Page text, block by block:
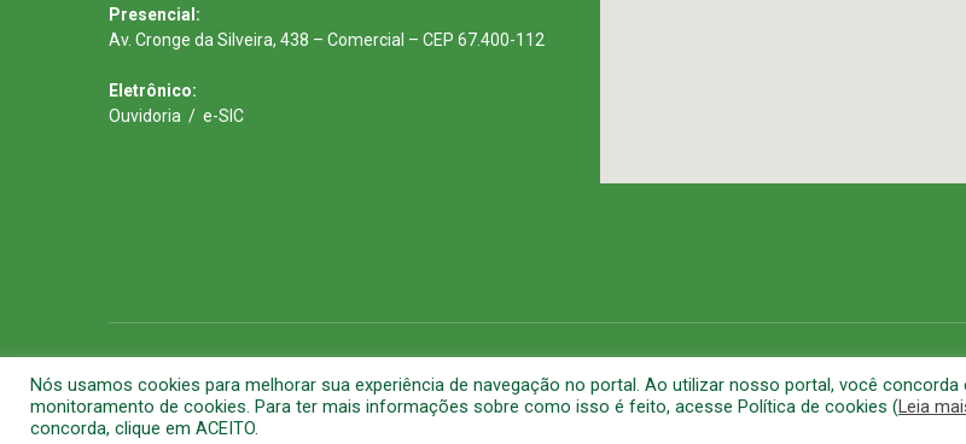
Presencial:
Av. Cronge da Silveira, 438 – Comercial – CEP 67.400-112
Eletrônico:
Ouvidoria / e-SIC
Nós usamos cookies para melhorar sua experiência de navegação no portal. Ao utilizar nosso portal, você concorda
monitoramento de cookies. Para ter mais informações sobre como isso é feito, acesse Política de cookies (Leia
concorda, clique em ACEITO.